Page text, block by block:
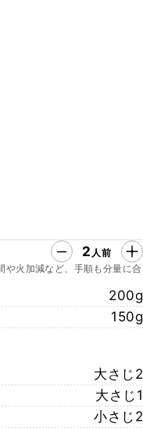
2 人前
や火加減など、手順も分量に合
200g
150g
大さじ2
大さじ1
小さじ2